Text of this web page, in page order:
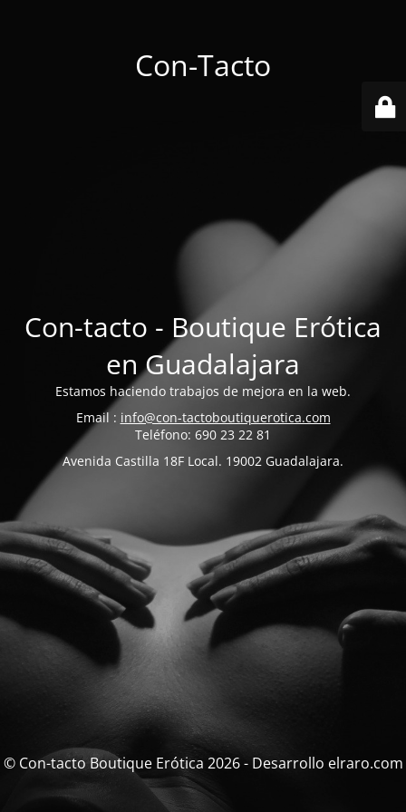
Con-Tacto
Con-tacto - Boutique Erótica
en Guadalajara
Estamos haciendo trabajos de mejora en la web.
Email : info@con-tactoboutiquerotica.com
Teléfono: 690 23 22 81
Avenida Castilla 18F Local. 19002 Guadalajara.
© Con-tacto Boutique Erótica 2026 - Desarrollo elraro.com